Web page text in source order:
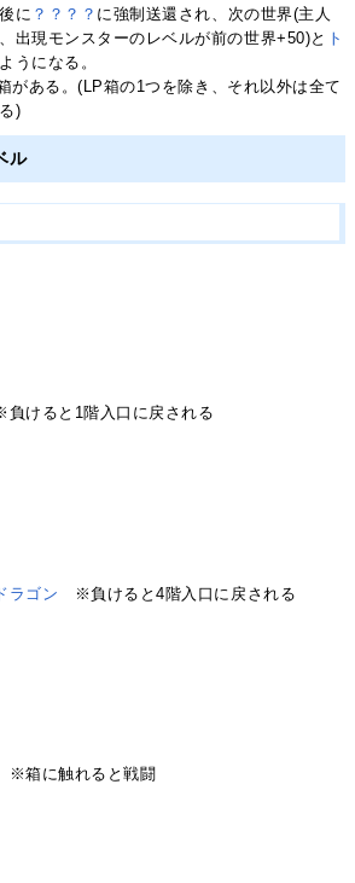
に ？？？？ に強制送還され、次の世界(主人
出現モンスターのレベルが前の世界+50)と ト
うになる。
がある。(LP箱の1つを除き、それ以外は全て
)
ル
けると1階入口に戻される
ラゴン ※負けると4階入口に戻される
※箱に触れると戦闘